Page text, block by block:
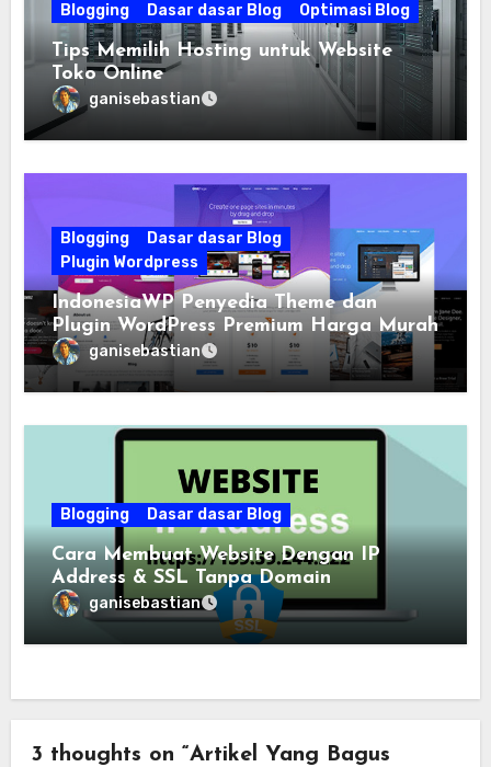
Blogging Dasar dasar Blog Optimasi Blog
Tips Memilih Hosting untuk Website
Toko Online
ganisebastian
Blogging
Dasar dasar Blog
Plugin Wordpress
IndonesiaWP Penyedia Theme dan
Plugin WordPress Premium Harga Murah
ganisebastian
Blogging Dasar dasar Blog
Cara Membuat Website Dengan IP
Address & SSL Tanpa Domain
ganisebastian
3 thoughts on “Artikel Yang Bagus